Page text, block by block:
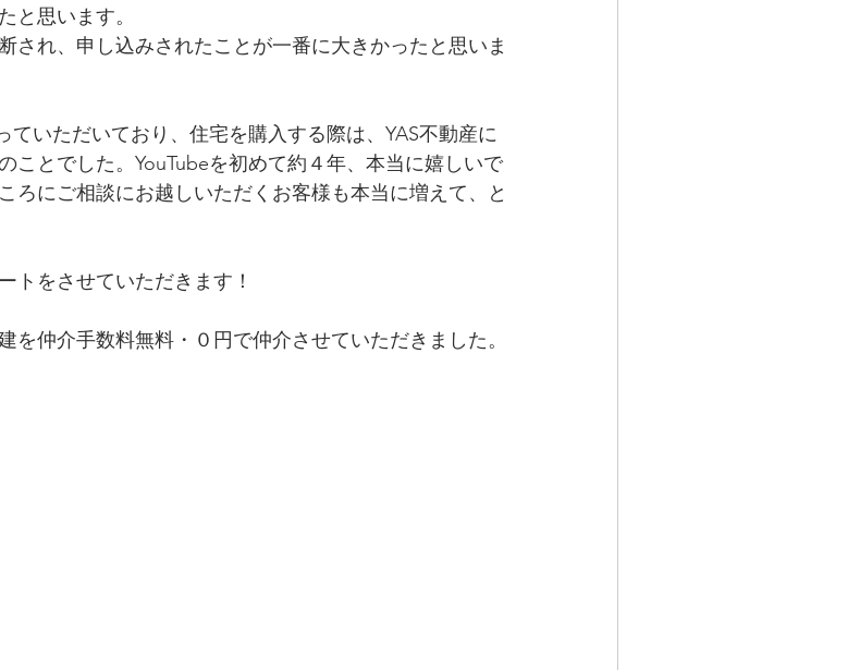
と思います。
され、申し込みされたことが一番に大きかったと思いま
ていただいており、住宅を購入する際は、YAS不動産に
ことでした。YouTubeを初めて約４年、本当に嬉しいで
ろにご相談にお越しいただくお客様も本当に増えて、と
トをさせていただきます！
を仲介手数料無料・０円で仲介させていただきました。